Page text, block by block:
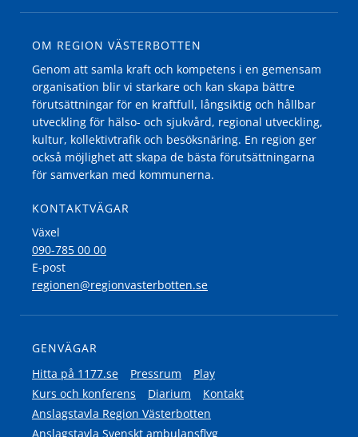
OM REGION VÄSTERBOTTEN
Genom att samla kraft och kompetens i en gemensam
organisation blir vi starkare och kan skapa bättre
förutsättningar för en kraftfull, långsiktig och hållbar
utveckling för hälso- och sjukvård, regional utveckling,
kultur, kollektivtrafik och besöksnäring. En region ger
också möjlighet att skapa de bästa förutsättningarna
för samverkan med kommunerna.
KONTAKTVÄGAR
Växel
090-785 00 00
E-post
regionen@regionvasterbotten.se
GENVÄGAR
Hitta på 1177.se
Pressrum
Play
Kurs och konferens
Diarium
Kontakt
Anslagstavla Region Västerbotten
Anslagstavla Svenskt ambulansflyg